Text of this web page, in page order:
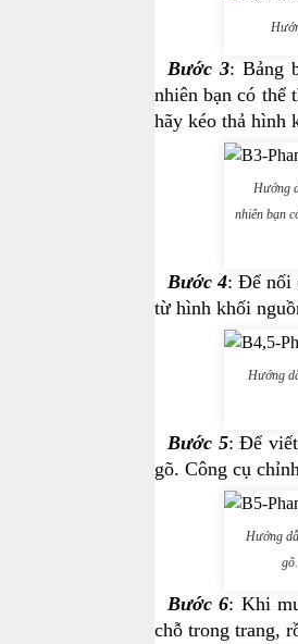
Bước 3: Bảng
nhiên bạn có thể
hãy kéo thả hình
Hướng
nhiên bạn
Bước 4: Để nối
từ hình khối
Hướng
Bước 5: Để
gõ. Công cụ
Hướng
Bước 6: Khi
chỗ trong trang,